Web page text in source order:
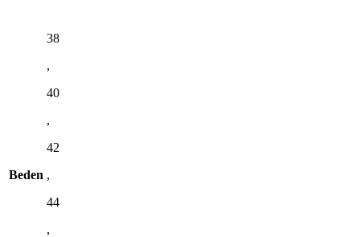
Beden
38
,
40
,
42
,
44
,